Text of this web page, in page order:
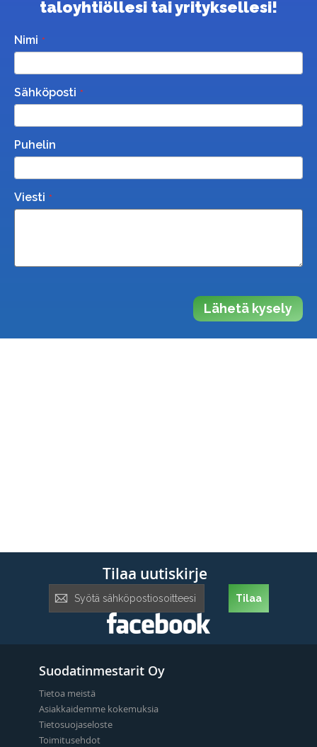
taloyhtiöllesi tai yrityksellesi!
Nimi
Sähköposti
Puhelin
Viesti
Lähetä kysely
Tilaa uutiskirje
uutiskirje:
Tilaa
Suodatinmestarit Oy
Tietoa meistä
Asiakkaidemme kokemuksia
Tietosuojaseloste
Toimitusehdot